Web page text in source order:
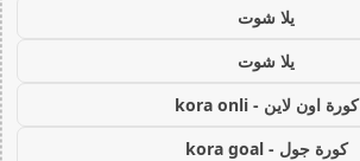
يلا شوت
يلا شوت
كورة اون لاين - kora onli
كورة جول - kora goal